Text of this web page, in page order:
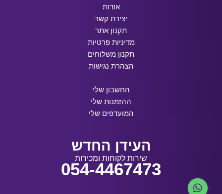
אודות
יצירת קשר
תקנון אתר
מדיניות פרטיות
תקנון משלוחים
הצהרת נגישות
החשבון שלי
ההזמנות שלי
המועדפים שלי
העידן החדש
שירות לקוחות ומכירות
054-4467473